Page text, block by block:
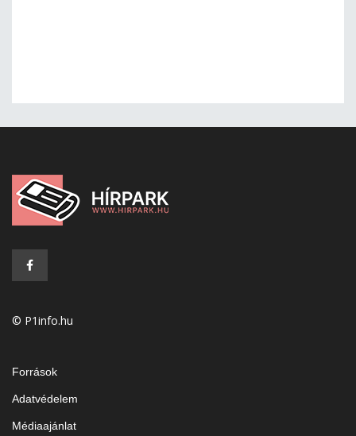
© P1info.hu
Források
Adatvédelem
Médiaajánlat